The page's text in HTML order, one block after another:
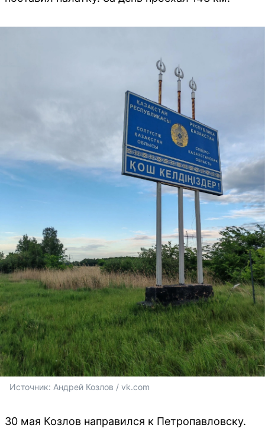
Источник: Андрей Козлов / vk.com
30 мая Козлов направился к Петропавловску.